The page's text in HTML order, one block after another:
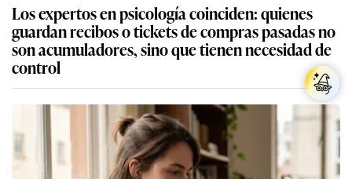
Los expertos en psicología coinciden: quienes
guardan recibos o tickets de compras pasadas no
son acumuladores, sino que tienen necesidad de
control